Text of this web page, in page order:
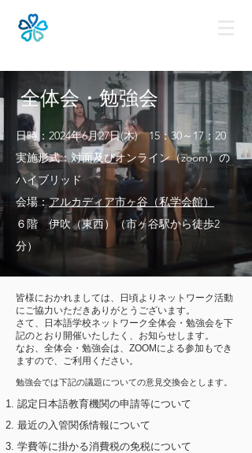
全体会・勉強会
日時：2024年6月27日(木) 15：30～17：20
実施形式：対面及びオンライン（zoom）の
ハイブリッド
会場：アルカディア市ヶ谷（私学会館）
６階 伊吹（東西）（市ヶ谷駅から徒歩2
分）
皆様におかれましては、日頃よりネットワーク活動
にご協力いただきありがとうございます。
さて、日本語学校ネットワーク全体会・勉強会を下
記のとおり開催いたしたく、お知らせします。
なお、全体会・勉強会は、ZOOMによる参加もでき
ますので、ご利用ください。
勉強会では下記の議題についての意見交換会とします。
認定日本語教育機関の申請等について
最近の入管関係情報について
学費等に掛かる消費税の免税について